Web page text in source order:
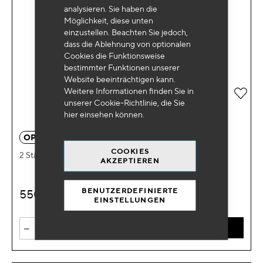
analysieren. Sie haben die
Möglichkeit, diese unten
einzustellen. Beachten Sie jedoch,
dass die Ablehnung von optionalen
Cookies die Funktionsweise
bestimmter Funktionen unserer
Website beeinträchtigen kann.
Weitere Informationen finden Sie in
unserer Cookie-Richtlinie, die Sie
hiereinsehen können.
COOKIES
AKZEPTIEREN
BENUTZERDEFINIERTE
EINSTELLUNGEN
OP 3520
2 Ständer + 4 Trockenpistolen
550
-
Zur